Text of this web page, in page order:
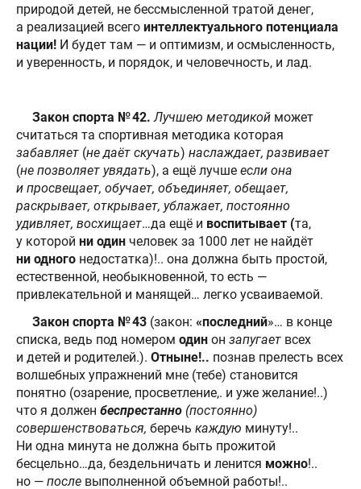
природой детей, не бессмысленной тратой денег,
а реализацией всего интеллектуального потенциала
нации! И будет там — и оптимизм, и осмысленность,
и уверенность, и порядок, и человечность, и лад.
Закон спорта № 42. Лучшею методикой может
считаться та спортивная методика которая
забавляет (не даёт скучать) наслаждает, развивает
(не позволяет увядать), а ещё лучше если она
и просвещает, обучает, объединяет, обещает,
раскрывает, открывает, ублажает, постоянно
удивляет, восхищает…да ещё и воспитывает (та,
у которой ни один человек за 1000 лет не найдёт
ни одного недостатка)!.. она должна быть простой,
естественной, необыкновенной, то есть —
привлекательной и манящей… легко усваиваемой.
Закон спорта № 43 (закон: «последний»… в конце
списка, ведь под номером один он запугает всех
и детей и родителей.). Отныне!.. познав прелесть всех
волшебных упражнений мне (тебе) становится
понятно (озарение, просветление,. и уже желание!..)
что я должен беспрестанно (постоянно)
совершенствоваться, беречь каждую минуту!..
Ни одна минута не должна быть прожитой
бесцельно…да, бездельничать и ленится можно!..
но — после выполненной объемной работы!..